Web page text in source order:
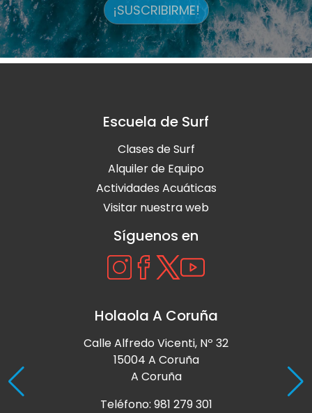
¡SUSCRIBIRME!
Escuela de Surf
Clases de Surf
Alquiler de Equipo
Actividades Acuáticas
Visitar nuestra web
Síguenos en
Holaola A Coruña
Calle Alfredo Vicenti, Nº 32
15004 A Coruña
A Coruña
Teléfono: 981 279 301